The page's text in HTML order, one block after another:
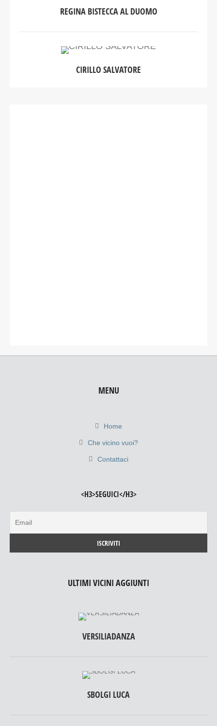
REGINA BISTECCA AL DUOMO
CIRILLO SALVATORE
MENU
Home
Che vicino vuoi?
Contattaci
<H3>SEGUICI</H3>
ULTIMI VICINI AGGIUNTI
VERSILIADANZA
SBOLGI LUCA